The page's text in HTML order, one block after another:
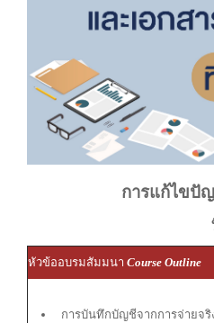
การแก้ไขปั
หัวข้ออบรมสัมมนา Course Outline
การบันทึกบัญชีจากการจ่ายจริ